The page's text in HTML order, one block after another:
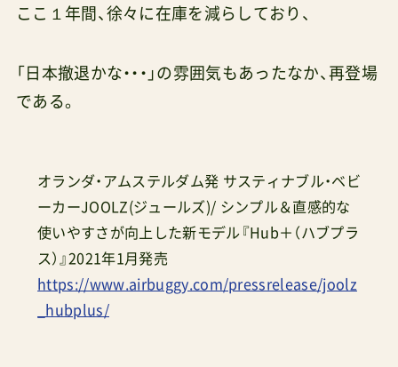
ここ１年間、徐々に在庫を減らしており、
「日本撤退かな・・・」の雰囲気もあったなか、再登場
である。
オランダ・アムステルダム発 サスティナブル・ベビ
ーカーJOOLZ(ジュールズ)/ シンプル＆直感的な
使いやすさが向上した新モデル『Hub＋（ハブプラ
ス）』2021年1月発売
https://www.airbuggy.com/pressrelease/joolz
_hubplus/